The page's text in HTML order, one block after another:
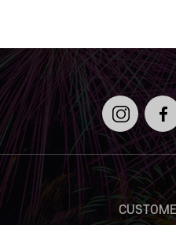
인스타
그램
페이스
북